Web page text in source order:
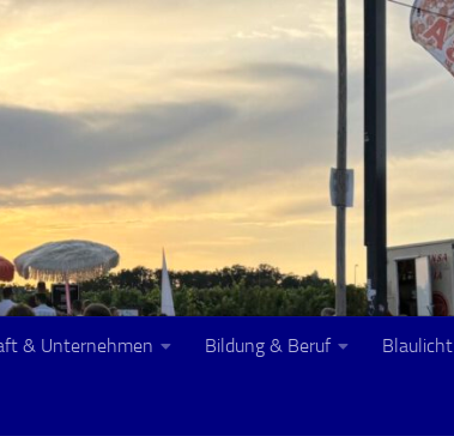
& Unternehmen Bildung & Beruf Blaulicht